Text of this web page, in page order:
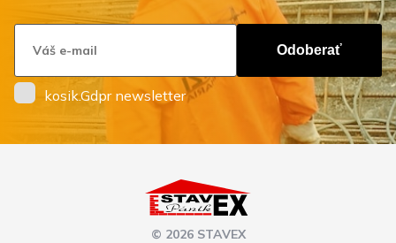
Odoberať
kosik.Gdpr newsletter
© 2026 STAVEX